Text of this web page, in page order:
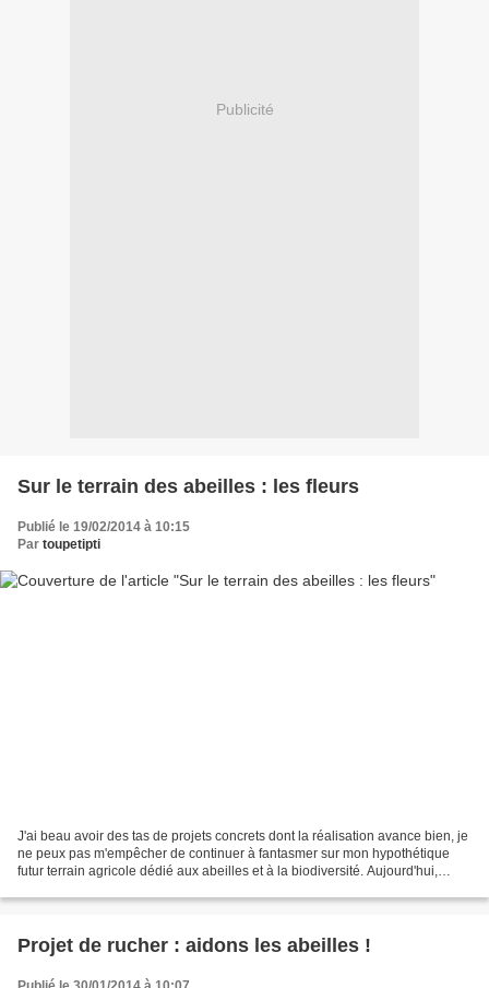
Publicité
Sur le terrain des abeilles : les fleurs
Publié le 19/02/2014 à 10:15
Par toupetipti
J'ai beau avoir des tas de projets concrets dont la réalisation avance bien, je
ne peux pas m'empêcher de continuer à fantasmer sur mon hypothétique
futur terrain agricole dédié aux abeilles et à la biodiversité. Aujourd'hui,
Projet de rucher : aidons les abeilles !